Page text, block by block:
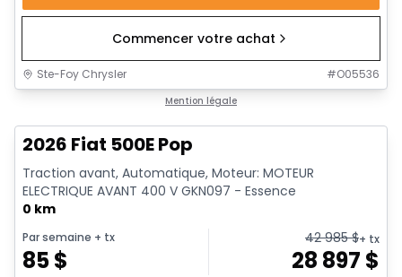
Commencer votre achat
Ste-Foy Chrysler #O05536
Mention légale
2026 Fiat 500E Pop
Traction avant, Automatique, Moteur: MOTEUR
ELECTRIQUE AVANT 400 V GKN097 - Essence
0 km
Par semaine + tx
85$
42 985$+ tx
28 897 $